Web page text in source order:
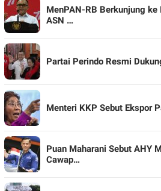
MenPAN-RB Berkunjung
ASN …
Partai Perindo Resmi
Menteri KKP Sebut Ekspor
Puan Maharani Sebut AHY
Cawap…